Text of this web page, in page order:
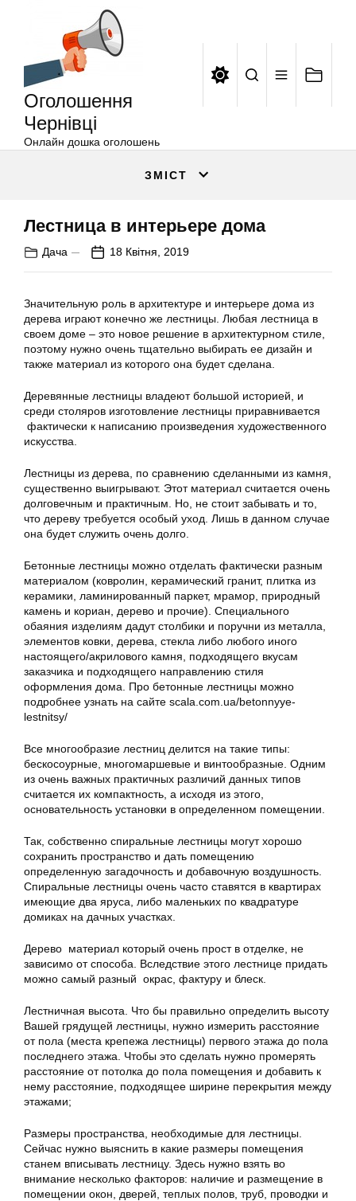
Оголошення
Чернівці
Онлайн дошка оголошень
ЗМІСТ
Лестница в интерьере дома
Дача 18 Квітня, 2019
Значительную роль в архитектуре и интерьере дома из
дерева играют конечно же лестницы. Любая лестница в
своем доме – это новое решение в архитектурном стиле,
поэтому нужно очень тщательно выбирать ее дизайн и
также материал из которого она будет сделана.
Деревянные лестницы владеют большой историей, и
среди столяров изготовление лестницы приравнивается
фактически к написанию произведения художественного
искусства.
Лестницы из дерева, по сравнению сделанными из камня,
существенно выигрывают. Этот материал считается очень
долговечным и практичным. Но, не стоит забывать и то,
что дереву требуется особый уход. Лишь в данном случае
она будет служить очень долго.
Бетонные лестницы можно отделать фактически разным
материалом (ковролин, керамический гранит, плитка из
керамики, ламинированный паркет, мрамор, природный
камень и кориан, дерево и прочие). Специального
обаяния изделиям дадут столбики и поручни из металла,
элементов ковки, дерева, стекла либо любого иного
настоящего/акрилового камня, подходящего вкусам
заказчика и подходящего направлению стиля
оформления дома. Про бетонные лестницы можно
подробнее узнать на сайте scala.com.ua/betonnyye-
lestnitsy/
Все многообразие лестниц делится на такие типы:
бескосоурные, многомаршевые и винтообразные. Одним
из очень важных практичных различий данных типов
считается их компактность, а исходя из этого,
основательность установки в определенном помещении.
Так, собственно спиральные лестницы могут хорошо
сохранить пространство и дать помещению
определенную загадочность и добавочную воздушность.
Спиральные лестницы очень часто ставятся в квартирах
имеющие два яруса, либо маленьких по квадратуре
домиках на дачных участках.
Дерево материал который очень прост в отделке, не
зависимо от способа. Вследствие этого лестнице придать
можно самый разный окрас, фактуру и блеск.
Лестничная высота. Что бы правильно определить высоту
Вашей грядущей лестницы, нужно измерить расстояние
от пола (места крепежа лестницы) первого этажа до пола
последнего этажа. Чтобы это сделать нужно промерять
расстояние от потолка до пола помещения и добавить к
нему расстояние, подходящее ширине перекрытия между
этажами;
Размеры пространства, необходимые для лестницы.
Сейчас нужно выяснить в какие размеры помещения
станем вписывать лестницу. Здесь нужно взять во
внимание несколько факторов: наличие и размещение в
помещении окон, дверей, теплых полов, труб, проводки и